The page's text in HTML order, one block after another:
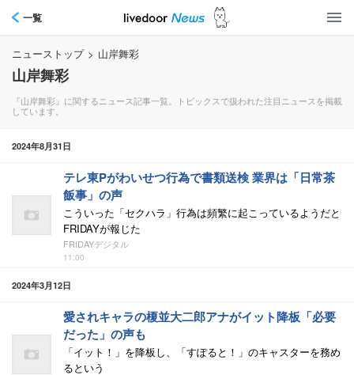
一覧
ニューストップ > 山岸舞彩
山岸舞彩
『山岸舞彩』に関するニュース記事一覧。トピックスで扱われた注目ニュースを掲載
しています。
2024年8月31日
テレ東Pがわいせつ行為で書類送検 業界は「日常茶
飯事」の声
こういった「セクハラ」行為は頻繁に起こっているようだと
FRIDAYが報じた
FRIDAYデジタル
11:00
2024年3月12日
愛されキャラの榎並大二郎アナがイット降板「必要
だった」の声も
「イット！」を降板し、「すぽると！」のキャスターを務め
るという